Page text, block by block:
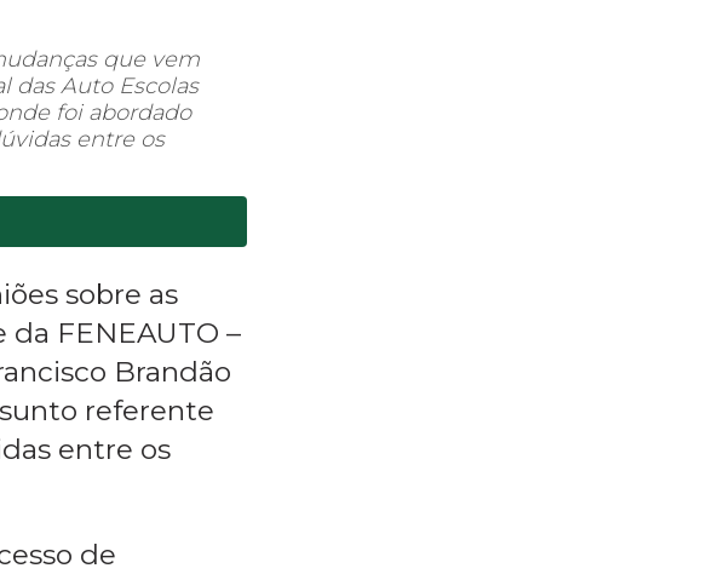
que vem
das Auto Escolas
foi abordado
entre os
sobre as
FENEAUTO –
Brandão
referente
entre os
de